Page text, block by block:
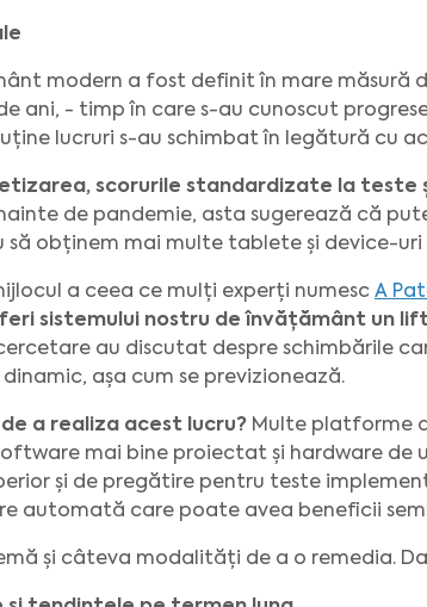
modern a fost definit în mare măsură
ani, - timp în care s-au cunoscut
lucruri s-au schimbat în legătură cu
scorurile standardizate la teste
de pandemie, asta sugerează că
obținem mai multe tablete și device-uri
a ceea ce mulți experți numesc A
sistemului nostru de învățământ un
au discutat despre schimbările
așa cum se previzionează.
a realiza acest lucru? Multe platforme
mai bine proiectat și hardware de
și de pregătire pentru teste
automată care poate avea beneficii
și câteva modalități de a o remedia.